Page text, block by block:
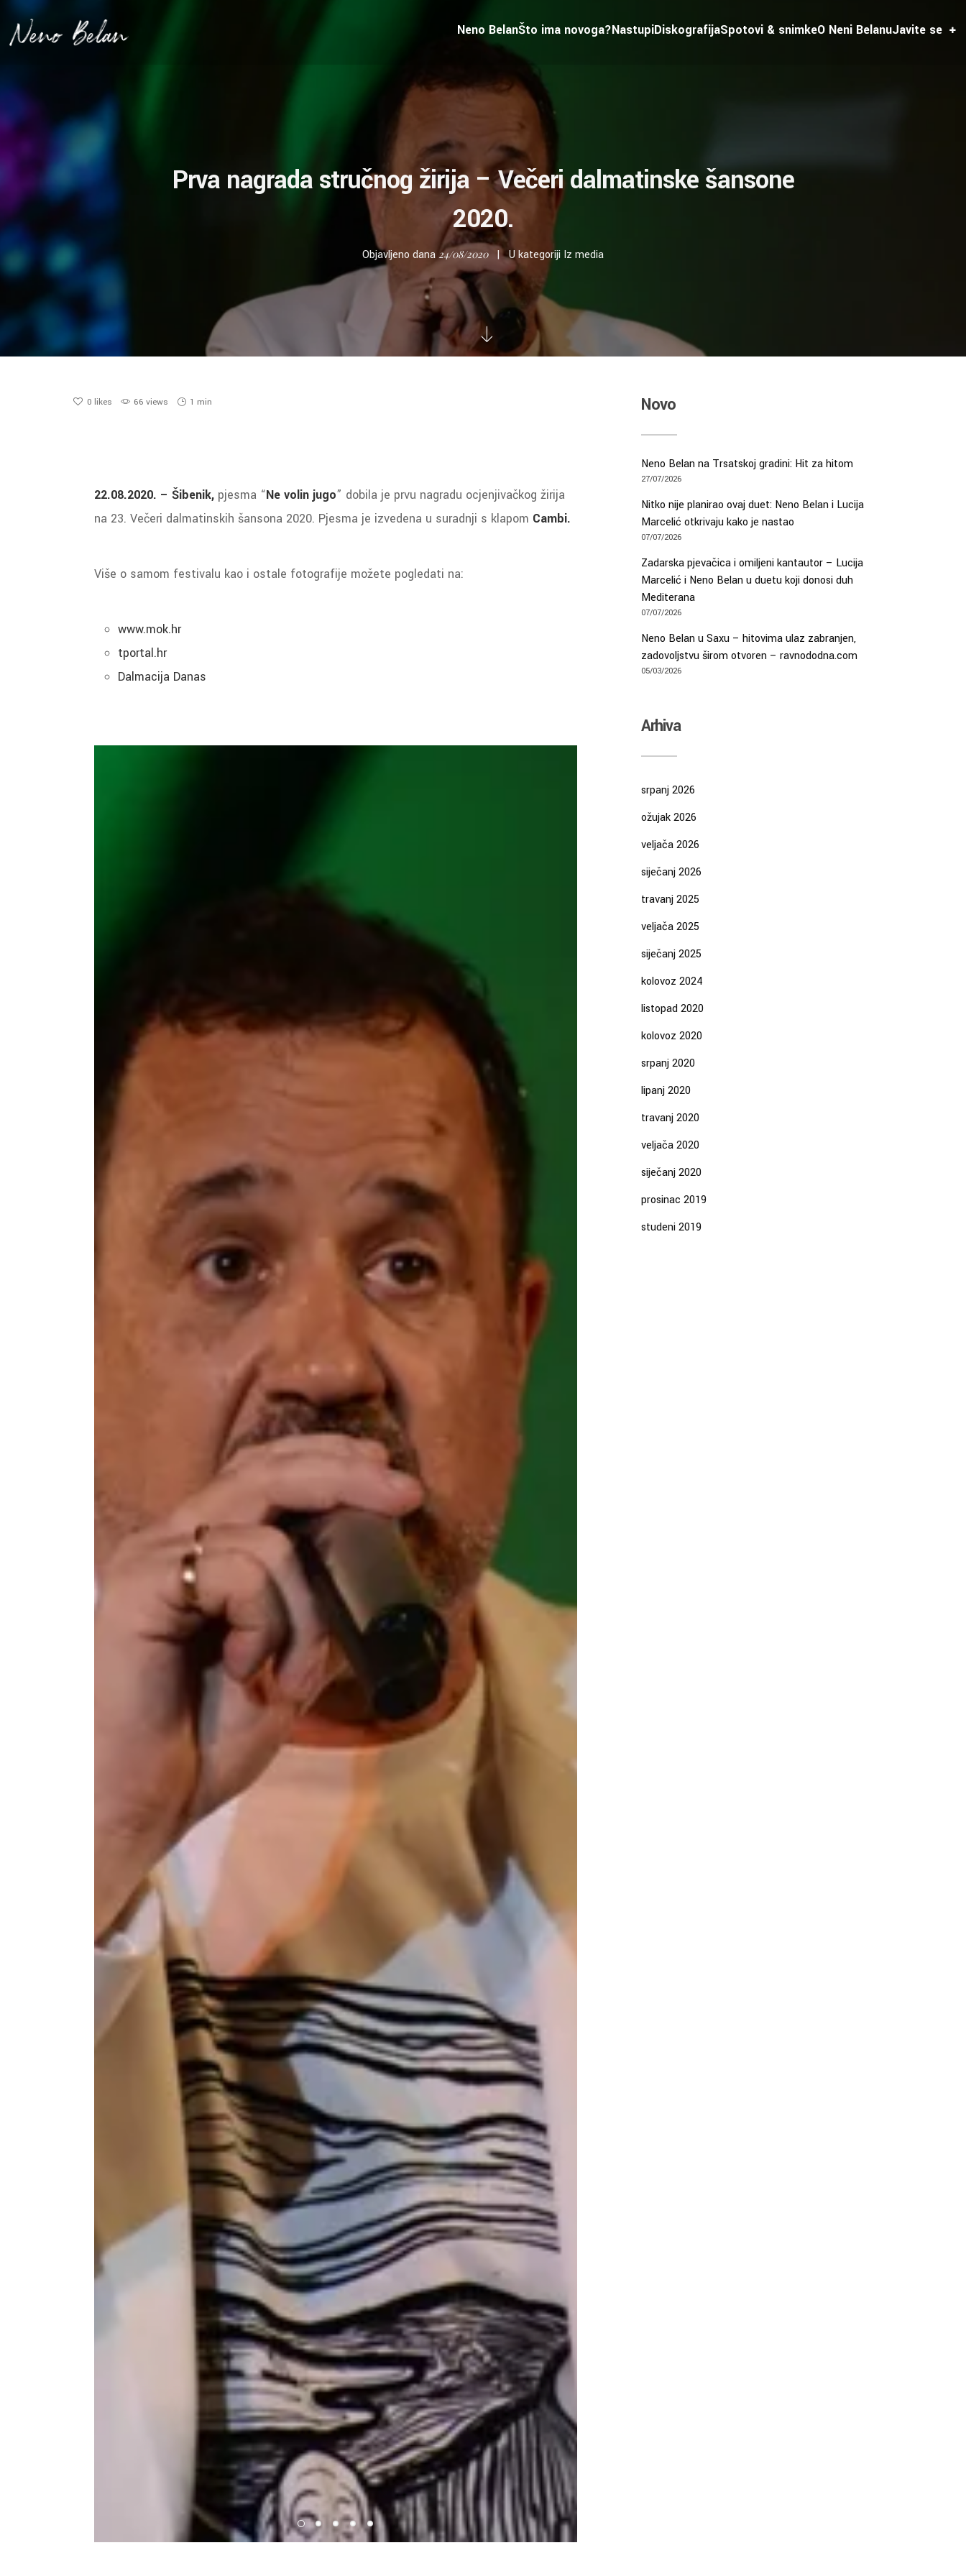
Neno BelanŠto ima novoga?NastupiDiskografijaSpotovi & snimkeO Neni BelanuJavite se
Prva nagrada stručnog žirija – Večeri dalmatinske šansone
2020.
Objavljeno dana 24/08/2020 U kategoriji Iz media
0 likes 66 views 1 min
22.08.2020. – Šibenik, pjesma “Ne volin jugo” dobila je prvu nagradu ocjenjivačkog žirija
na 23. Večeri dalmatinskih šansona 2020. Pjesma je izvedena u suradnji s klapom Cambi.
Više o samom festivalu kao i ostale fotografije možete pogledati na:
www.mok.hr
tportal.hr
Dalmacija Danas
Novo
Neno Belan na Trsatskoj gradini: Hit za hitom
27/07/2026
Nitko nije planirao ovaj duet: Neno Belan i Lucija
Marcelić otkrivaju kako je nastao
07/07/2026
Zadarska pjevačica i omiljeni kantautor – Lucija
Marcelić i Neno Belan u duetu koji donosi duh
Mediterana
07/07/2026
Neno Belan u Saxu – hitovima ulaz zabranjen,
zadovoljstvu širom otvoren – ravnododna.com
05/03/2026
Arhiva
srpanj 2026
ožujak 2026
veljača 2026
siječanj 2026
travanj 2025
veljača 2025
siječanj 2025
kolovoz 2024
listopad 2020
kolovoz 2020
srpanj 2020
lipanj 2020
travanj 2020
veljača 2020
siječanj 2020
prosinac 2019
studeni 2019